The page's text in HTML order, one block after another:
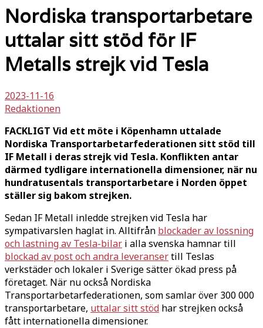
Nordiska transportarbetare
uttalar sitt stöd för IF
Metalls strejk vid Tesla
2023-11-16
Redaktionen
FACKLIGT Vid ett möte i Köpenhamn uttalade
Nordiska Transportarbetarfederationen sitt stöd till
IF Metall i deras strejk vid Tesla. Konflikten antar
därmed tydligare internationella dimensioner, när nu
hundratusentals transportarbetare i Norden öppet
ställer sig bakom strejken.
Sedan IF Metall inledde strejken vid Tesla har
sympativarslen haglat in. Alltifrån blockader av lossning
och lastning av Tesla-bilar i alla svenska hamnar till
blockad av post och andra leveransertill Teslas
verkstäder och lokaler i Sverige sätter ökad press på
företaget. När nu också Nordiska
Transportarbetarfederationen, som samlar över 300 000
transportarbetare, uttalar sitt stöd har strejken också
fått internationella dimensioner.